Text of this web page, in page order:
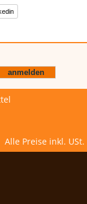
Alle Preise inkl. USt.